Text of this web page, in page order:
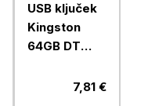
USB ključek
Kingston
64GB DT
7,81 €